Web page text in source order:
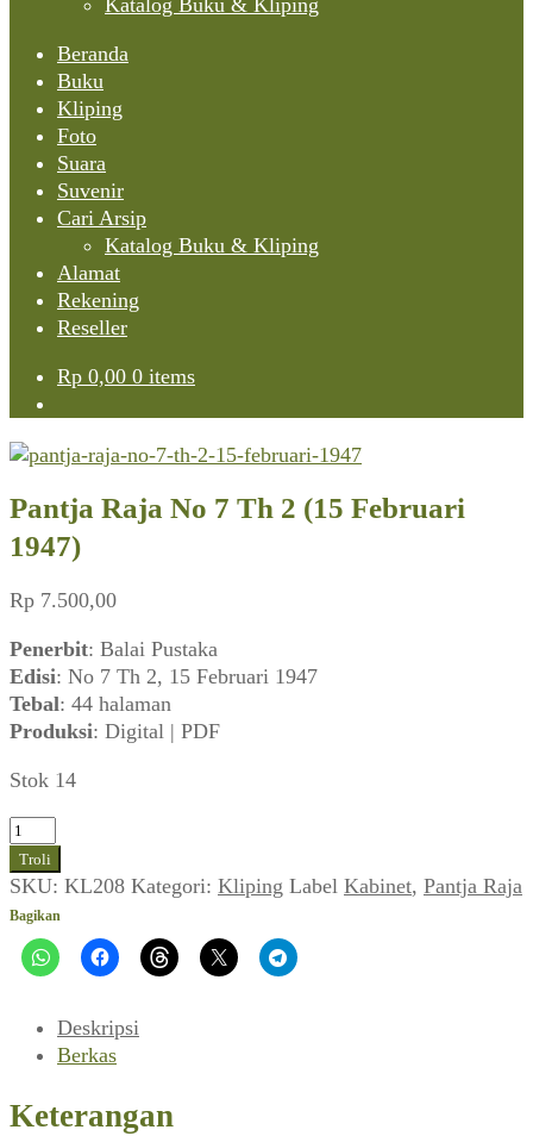
Katalog Buku & Kliping
Beranda
Buku
Kliping
Foto
Suara
Suvenir
Cari Arsip
Katalog Buku & Kliping
Alamat
Rekening
Reseller
Rp 0,00 0 items
Pantja Raja No 7 Th 2 (15 Februari
1947)
Rp 7.500,00
Penerbit: Balai Pustaka
Edisi: No 7 Th 2, 15 Februari 1947
Tebal: 44 halaman
Produksi: Digital | PDF
Stok 14
Kuantitas
Pantja
Raja
No
Th
Februari
Troli
SKU: KL208 Kategori: Kliping Label Kabinet, Pantja Raja
Bagikan
Deskripsi
Berkas
Keterangan